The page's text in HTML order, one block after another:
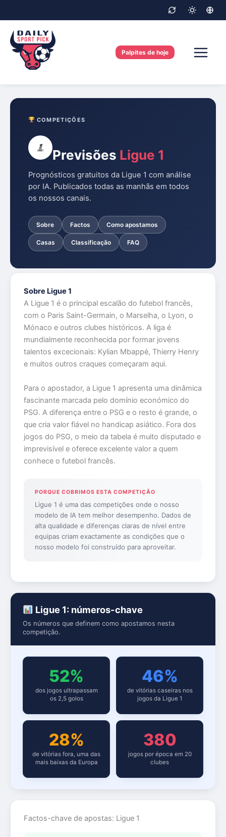
content
Palpites de hoje
COMPETIÇÕES
Previsões Ligue 1
Prognósticos gratuitos da Ligue 1 com análise
por IA. Publicados todas as manhãs em todos
os nossos canais.
Sobre Factos Como apostamos
Casas Classificação FAQ
Sobre Ligue 1
A Ligue 1 é o principal escalão do futebol francês,
com o Paris Saint-Germain, o Marselha, o Lyon, o
Mónaco e outros clubes históricos. A liga é
mundialmente reconhecida por formar jovens
talentos excecionais: Kylian Mbappé, Thierry Henry
e muitos outros craques começaram aqui.
Para o apostador, a Ligue 1 apresenta uma dinâmica
fascinante marcada pelo domínio económico do
PSG. A diferença entre o PSG e o resto é grande, o
que cria valor fiável no handicap asiático. Fora dos
jogos do PSG, o meio da tabela é muito disputado e
imprevisível e oferece excelente valor a quem
conhece o futebol francês.
PORQUE COBRIMOS ESTA COMPETIÇÃO
Ligue 1 é uma das competições onde o nosso
modelo de IA tem melhor desempenho. Dados de
alta qualidade e diferenças claras de nível entre
equipas criam exactamente as condições que o
nosso modelo foi construído para aproveitar.
Ligue 1: números-chave
Os números que definem como apostamos nesta
competição.
52%
dos jogos ultrapassam
os 2,5 golos
46%
de vitórias caseiras nos
jogos da Ligue 1
28%
de vitórias fora, uma das
mais baixas da Europa
380
jogos por época em 20
clubes
Factos-chave de apostas: Ligue 1